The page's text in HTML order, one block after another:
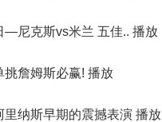
—尼克斯vs米兰 五佳.. 播放
挑詹姆斯必赢! 播放
里纳斯早期的震撼表演 播放